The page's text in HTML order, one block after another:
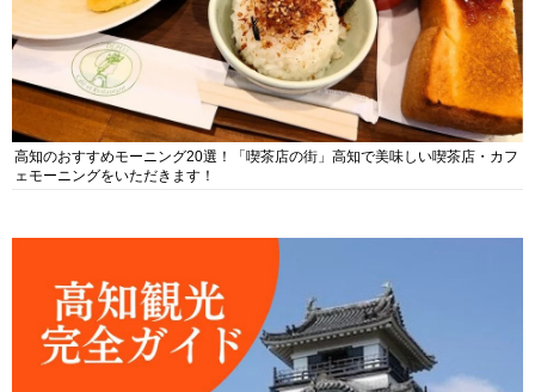
高知のおすすめモーニング20選！「喫茶店の街」高知で美味しい喫茶店・カフ
ェモーニングをいただきます！